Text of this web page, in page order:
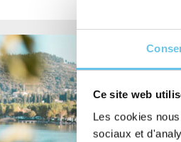
Ce site web
Les cookies
sociaux et